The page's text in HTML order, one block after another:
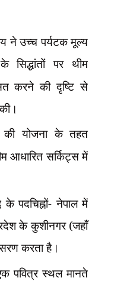
ने उच्च पर्यटक मूल्य
के सिद्धांतों पर थीम
करने की दृष्टि से
की योजना के तहत
आधारित सर्किट्स में
के पदचिह्नों- नेपाल में
के कुशीनगर (जहाँ
करता है।
पवित्र स्थल मानते